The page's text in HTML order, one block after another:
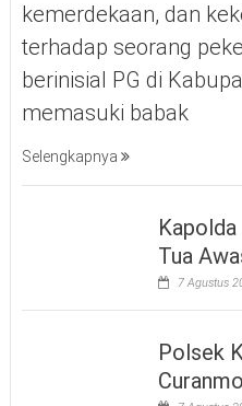
kemerdekaan, dan
terhadap seorang
berinisial PG di
memasuki babak
Selengkapnya
Tua
7 Agustus
Polsek